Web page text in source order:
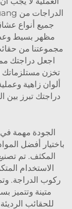
جميع أنواع
مظهر بسيط
مجموعتنا من
تخزن مستلزماتك
ألوان زاهية
دراجتك تبرز بين
الجودة مهمة
باختيار أفضل
المكثف. تم
الاستخدام
ركوب الدراجة.
متينة وتتميز
للحقائب